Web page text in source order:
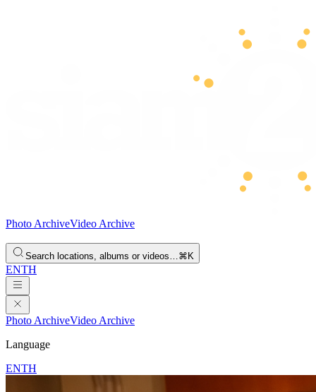
Photo ArchiveVideo Archive
Search locations, albums or videos…⌘K
ENTH
Photo ArchiveVideo Archive
Language
ENTH